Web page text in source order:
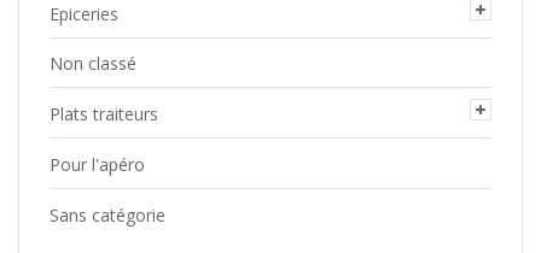
Epiceries
Non classé
Plats traiteurs
Pour l'apéro
Sans catégorie